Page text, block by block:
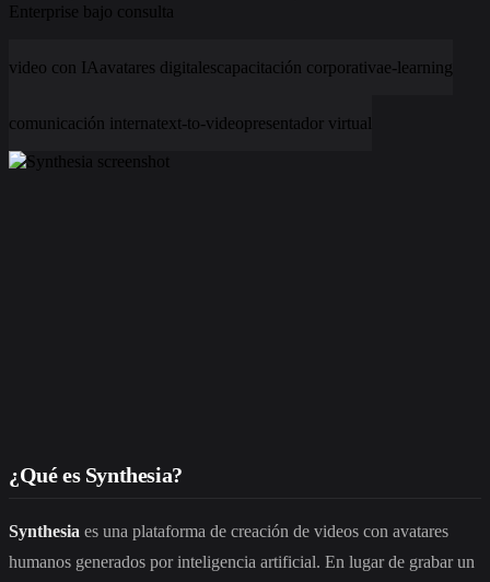
Enterprise bajo consulta
video con IAavatares digitalescapacitación corporativae-learning
comunicación internatext-to-videopresentador virtual
¿Qué es Synthesia?
Synthesia es una plataforma de creación de videos con avatares
humanos generados por inteligencia artificial. En lugar de grabar un